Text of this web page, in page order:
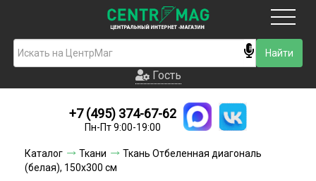
Гость
Новинки
Условия доставки
Гость
+7 (495) 374-67-62
Пн-Пт 9:00-19:00
Каталог Ткани
Ткань Отбеленная диагональ
(белая), 150х300 см